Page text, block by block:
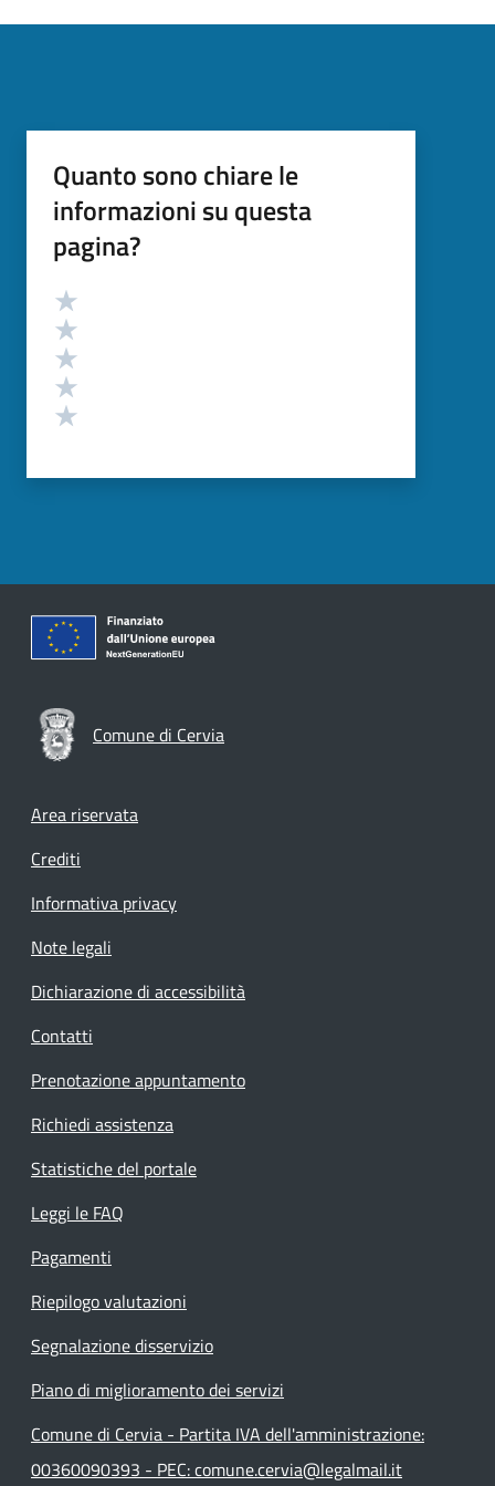
Quanto sono chiare le
informazioni su questa
pagina?
Valutazione
Comune di Cervia
Footer menu
Area riservata
Crediti
Informativa privacy
Note legali
Dichiarazione di accessibilità
Contatti
Prenotazione appuntamento
Richiedi assistenza
Statistiche del portale
Leggi le FAQ
Pagamenti
Riepilogo valutazioni
Segnalazione disservizio
Piano di miglioramento dei servizi
Comune di Cervia - Partita IVA dell'amministrazione:
00360090393 - PEC: comune.cervia@legalmail.it